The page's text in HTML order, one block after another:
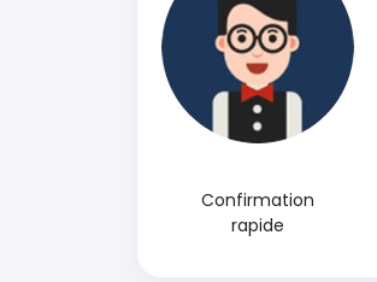
Confirmation
rapide